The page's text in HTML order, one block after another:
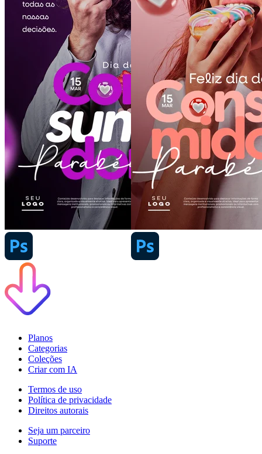
Planos
Categorias
Coleções
Criar com IA
Termos de uso
Política de privacidade
Direitos autorais
Seja um parceiro
Suporte